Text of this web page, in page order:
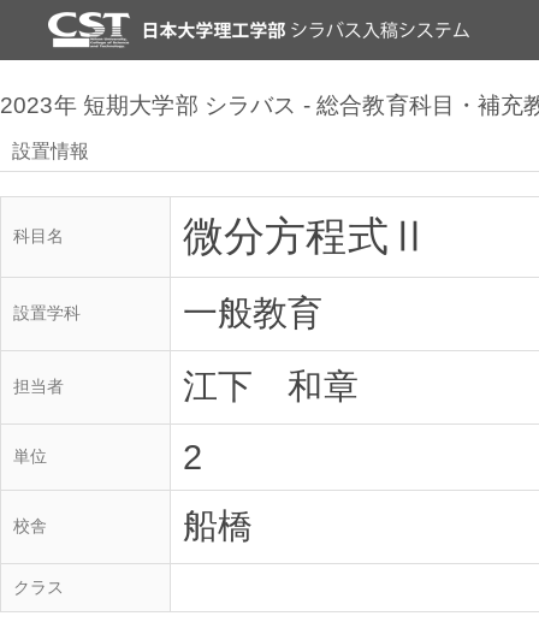
2023年 短期大学部 シラバス - 総合教育科目・補充
設置情報
科目名 微分方程式Ⅱ
設置学科 一般教育
担当者 江下 和章
単位 2
校舎 船橋
クラス